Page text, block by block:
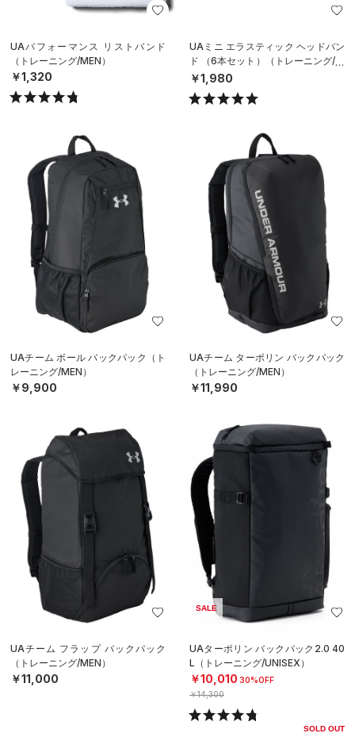
UAパフォーマンス リストバンド
（トレーニング/MEN）
￥1,320
UAミニ エラスティック ヘッドバン
ド （6本セット）（トレーニング/W
OMEN）
￥1,980
UAチーム ボール バックパック（ト
レーニング/MEN）
￥9,900
UAチーム ターポリン バックパック
（トレーニング/MEN）
￥11,990
UAチーム フラップ バックパック
（トレーニング/MEN）
￥11,000
SALE
UAターポリン バックパック2.0 40
L（トレーニング/UNISEX）
￥10,010 30%OFF
￥14,300
SOLD OUT